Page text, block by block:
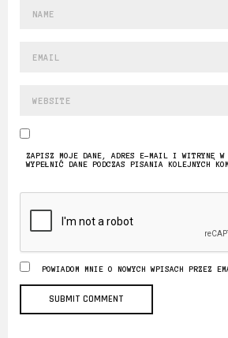
ZAPISZ MOJE DANE, ADRES E-MAIL I WITRYNĘ W
WYPEŁNIĆ DANE PODCZAS PISANIA KOLEJNYCH
POWIADOM MNIE O NOWYCH WPISACH PRZEZ